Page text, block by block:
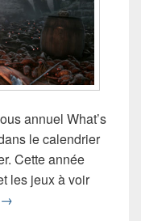
annuel What’s
le calendrier
Cette année
les jeux à voir
Compte-rendu de
→